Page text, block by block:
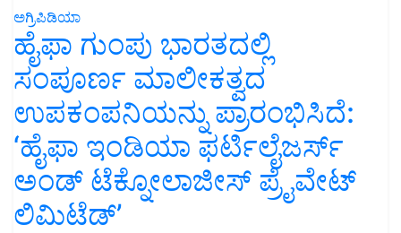
ಅಗ್ರಿಪಿಡಿಯಾ
ಹೈಫಾ ಗುಂಪು ಭಾರತದಲ್ಲಿ
ಸಂಪೂರ್ಣ ಮಾಲೀಕತ್ವದ
ಉಪಕಂಪನಿಯನ್ನು ಪ್ರಾರಂಭಿಸಿದೆ:
‘ಹೈಫಾ ಇಂಡಿಯಾ ಫರ್ಟಿಲೈಜರ್ಸ್
ಅಂಡ್ ಟೆಕ್ನೋಲಾಜೀಸ್ ಪ್ರೈವೇಟ್
ಲಿಮಿಟೆಡ್’